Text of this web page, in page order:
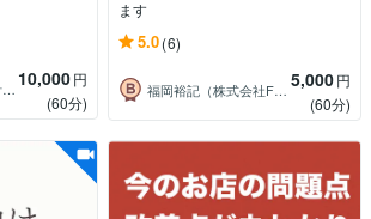
NEKO 米国公認会計士事務所 10,000円
(60分)
ます
5.0(6)
福岡裕記（株式会社FUNNY LIFE） 5,000円
(60分)